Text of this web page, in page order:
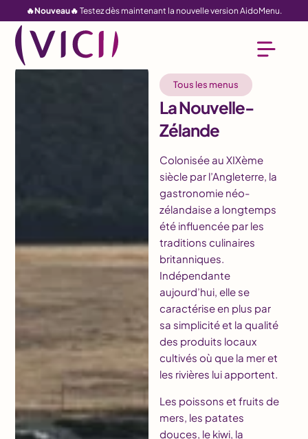
🔥Nouveau🔥 Testez dès maintenant la nouvelle version AidoMenu.
Tous les menus
La Nouvelle-
Zélande
Colonisée au XIXème
siècle par l’Angleterre, la
gastronomie néo-
zélandaise a longtemps
été influencée par les
traditions culinaires
britanniques.
Indépendante
aujourd’hui, elle se
caractérise en plus par
sa simplicité et la qualité
des produits locaux
cultivés où que la mer et
les rivières lui apportent.
Les poissons et fruits de
mers, les patates
douces, le kiwi, la